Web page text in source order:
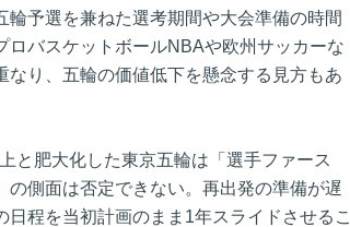
輪予選を兼ねた選考期間や大会準備の時間
バスケットボールNBAや欧州サッカーな
り、五輪の価値低下を懸念する見方もあ
と肥大化した東京五輪は「選手ファース
の側面は否定できない。再出発の準備が遅
程を当初計画のまま1年スライドさせるこ